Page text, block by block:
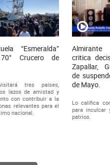
“Esmeralda”
Crucero de
tres países,
lazos de amistad y
con contribuir a la
relevantes para el
nacional.
critica
Zapallar,
de
de Mayo.
Lo califica
para inculcar
patrios.